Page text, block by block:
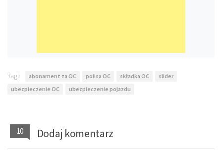
Tagi: abonament za OC polisa OC składka OC
slider
ubezpieczenie OC
ubezpieczenie pojazdu
10 Dodaj komentarz